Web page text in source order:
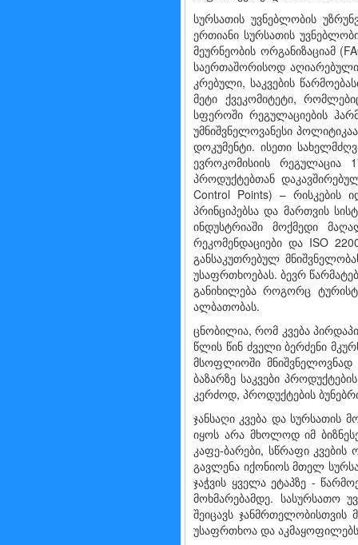
სურსათის უვნებლობის
ერთიანი სურსათის
მეურნეობის ორგანიზაციამ
საერთაშორისოდ აღიარებული
კრებული, საკვების
მეტი ქვეკომიტეტი,
სფეროში რეგულაციების
უმნიშვნელოვანესი
დოკუმენტი. ისეთი
ევროკომისიის რეგულაცია
პროდუქტებთან
Control Points) – რისკების
პრინციპებსა და მართვის
ინდუსტრიაში მოქმედი
რეკომენდაციები და ISO
განსაკუთრებულ
უსაფრთხოებას. ბევრ
განიხილება როგორც
ალბათობას.
ცნობილია, რომ კვება
წლის წინ ძველი ბერძენი
მსოფლიოში მნიშვნელოვნად
ბაზარზე საკვები
კერძოდ, პროდუქტების
ჯანსაღი კვება და სურსათის
იყოს არა მხოლოდ იმ
კაფე-ბარები, სწრაფი კვების
გავლენა იქონიოს მთელ
ჯაჭვის ყველა ეტაპზე -
მოხმარებამდე. სასურსათო
შეიცავს ჯანმრთელობისთვის
უსაფრთხოა და